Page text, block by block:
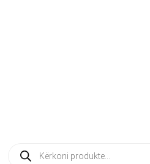
Products
search